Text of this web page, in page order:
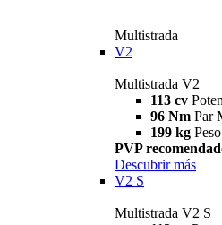
Multistrada
V2
Multistrada V2
113 cv
96 Nm Par
199 kg
PVP
Descubrir más
V2 S
Multistrada V2 S